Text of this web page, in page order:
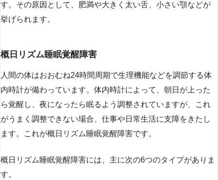
す。その原因として、肥満や大きく太い舌、小さい顎などが
挙げられます。
概日リズム睡眠覚醒障害
人間の体はおおむね24時間周期で生理機能などを調節する体
内時計が備わっています。体内時計によって、朝日が上った
ら覚醒し、夜になったら眠るよう調整されていますが、これ
がうまく調整できない場合、仕事や日常生活に支障をきたし
ます。これが概日リズム睡眠覚醒障害です。
概日リズム睡眠覚醒障害には、主に次の6つのタイプがありま
す。